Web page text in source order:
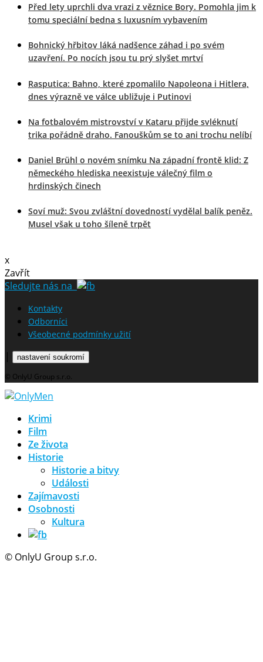
Před lety uprchli dva vrazi z věznice Bory. Pomohla jim k
tomu speciální bedna s luxusním vybavením
Bohnický hřbitov láká nadšence záhad i po svém
uzavření. Po nocích jsou tu prý slyšet mrtví
Rasputica: Bahno, které zpomalilo Napoleona i Hitlera,
dnes výrazně ve válce ubližuje i Putinovi
Na fotbalovém mistrovství v Kataru přijde svléknutí
trika pořádně draho. Fanouškům se to ani trochu nelíbí
Daniel Brühl o novém snímku Na západní frontě klid: Z
německého hlediska neexistuje válečný film o
hrdinských činech
Soví muž: Svou zvláštní dovedností vydělal balík peněz.
Musel však u toho šíleně trpět
x
Zavřít
Sledujte nás na
Kontakty
Odborníci
Všeobecné podmínky užití
| nastavení soukromí
© OnlyU Group s.r.o.
Krimi
Film
Ze života
Historie
Historie a bitvy
Události
Zajímavosti
Osobnosti
Kultura
© OnlyU Group s.r.o.